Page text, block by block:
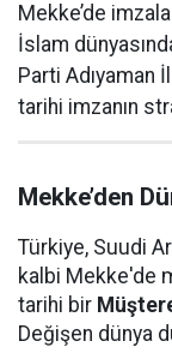
Mekke’de
İslam
Parti Adıyaman
tarihi imzanın
Mekke’den
Türkiye, Suudi
kalbi Mekke'de
tarihi bir
Değişen dünya